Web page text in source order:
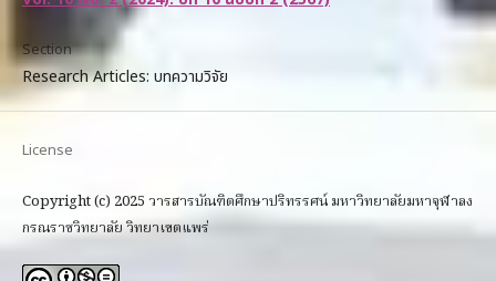
Section
Research Articles: บทความวิจัย
License
Copyright (c) 2025 วารสารบัณฑิตศึกษาปริทรรศน์ มหาวิทยาลัยมหาจุฬาลง
กรณราชวิทยาลัย วิทยาเขตแพร่